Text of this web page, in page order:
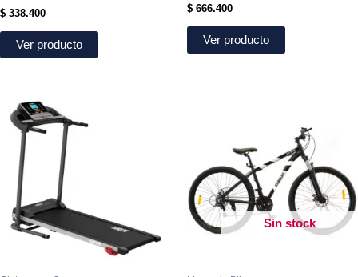
$ 338.400
Ver producto
Valorado
en
5.00
de 5
$ 666.400
Ver producto
Sin stock